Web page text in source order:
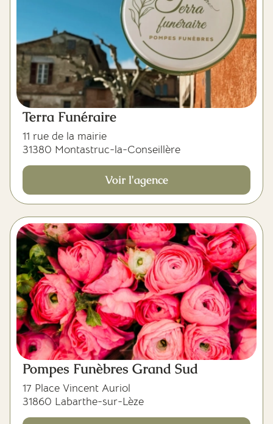
Terra Funéraire
11 rue de la mairie
31380 Montastruc-la-Conseillère
Voir l'agence
Pompes Funèbres Grand Sud
17 Place Vincent Auriol
31860 Labarthe-sur-Lèze